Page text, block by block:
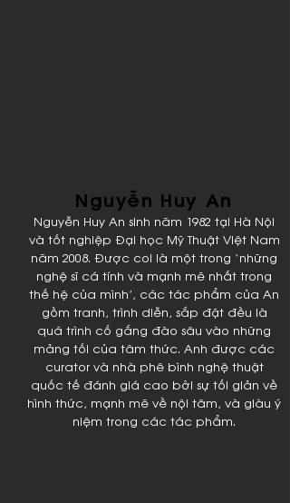
Nguyễn Huy An
Nguyễn Huy An sinh năm 1982 tại Hà Nội
và tốt nghiệp Đại học Mỹ Thuật Việt Nam
năm 2008. Được coi là một trong ‘những
nghệ sĩ cá tính và mạnh mẽ nhất trong
thế hệ của mình’, các tác phẩm của An
gồm tranh, trình diễn, sắp đặt đều là
quá trình cố gắng đào sâu vào những
mảng tối của tâm thức. Anh được các
curator và nhà phê bình nghệ thuật
quốc tế đánh giá cao bởi sự tối giản về
hình thức, mạnh mẽ về nội tâm, và giàu ý
niệm trong các tác phẩm.